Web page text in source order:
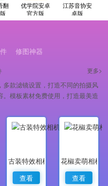
翻
优学院安卓
官方版
江苏音协安
卓版
修图神器
更多>
款滤镜设置，打造不同的拍摄风
模板素材免费使用，打造最美造
古装特效相机
查看
花椒卖萌相机
查看